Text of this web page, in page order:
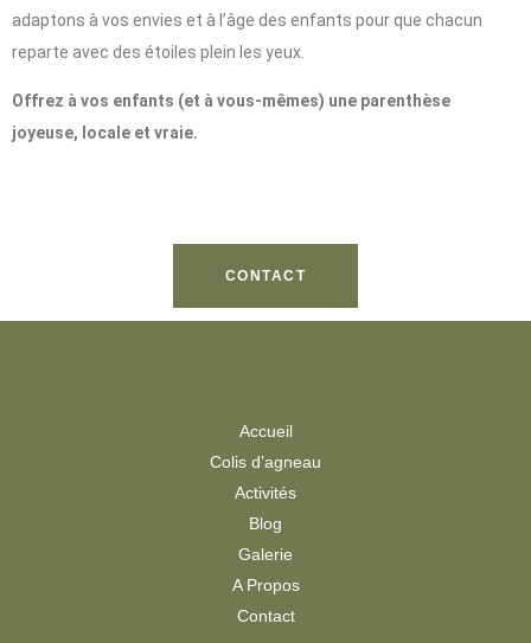
adaptons à vos envies et à l’âge des enfants pour que chacun
reparte avec des étoiles plein les yeux.
Offrez à vos enfants (et à vous-mêmes) une parenthèse
joyeuse, locale et vraie.
CONTACT
Accueil
Colis d’agneau
Activités
Blog
Galerie
A Propos
Contact